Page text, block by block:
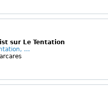
sur Le Tentation
...